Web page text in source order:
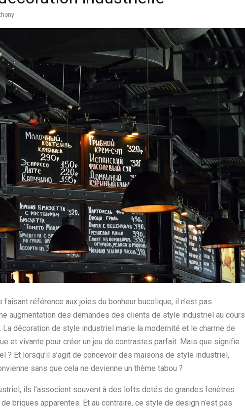
référence aux joies du bonheur bucolique, il n’est pas
augmentation des demandes des clients de style industriel au cours
décoration de style industriel marie la modernité et le charme de
et vivante pour créer un jeu de contrastes parfait. Mais que signifie
? Et lorsqu’il s’agit de concevoir des maisons de style industriel,
sans que cela ne devienne un thème tabou ?
ils l’associent souvent à des lofts dotés de grandes fenêtres
briques apparentes. Et au contraire, ce style de design n’est pas